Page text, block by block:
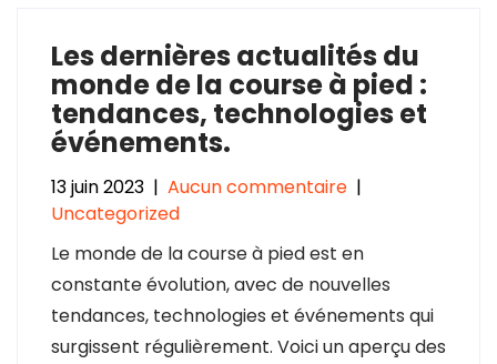
Les dernières actualités du
monde de la course à pied :
tendances, technologies et
événements.
13 juin 2023 | Aucun commentaire |
Uncategorized
Le monde de la course à pied est en
constante évolution, avec de nouvelles
tendances, technologies et événements qui
surgissent régulièrement. Voici un aperçu des